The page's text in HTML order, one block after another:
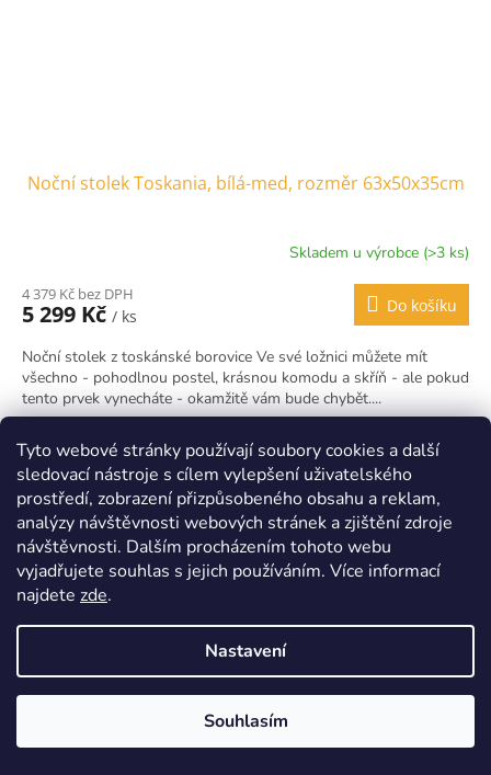
Tyto webové stránky používají soubory cookies a další
sledovací nástroje s cílem vylepšení uživatelského
prostředí, zobrazení přizpůsobeného obsahu a reklam,
analýzy návštěvnosti webových stránek a zjištění zdroje
návštěvnosti. Dalším procházením tohoto webu
vyjadřujete souhlas s jejich používáním. Více informací
najdete zde.
Nastavení
Souhlasím
Noční stolek Toskania, bílá-med, rozměr 63x50x35cm
Skladem u výrobce (>3 ks)
4 379 Kč bez DPH
5 299 Kč / ks
Do košíku
Noční stolek z toskánské borovice Ve své ložnici můžete mít
všechno - pohodlnou postel, krásnou komodu a skříň - ale pokud
tento prvek vynecháte - okamžitě vám bude chybět....
Vyrobeno v PL Kód: HPPL2039B